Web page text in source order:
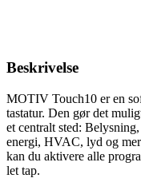
Beskrivelse
MOTIV Touch10 er en
tastatur. Den gør det
et centralt sted:
energi, HVAC, lyd og
kan du aktivere alle
let tap.